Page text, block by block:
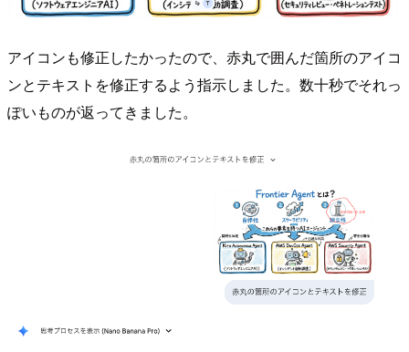
アイコンも修正したかったので、赤丸で囲んだ箇所のアイコ
ンとテキストを修正するよう指示しました。数十秒でそれっ
ぽいものが返ってきました。